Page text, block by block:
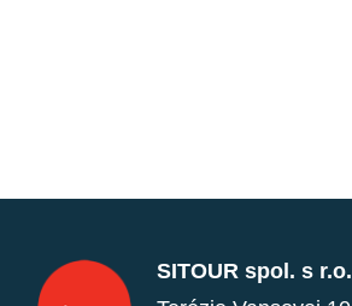
SITOUR spol. s r.o.